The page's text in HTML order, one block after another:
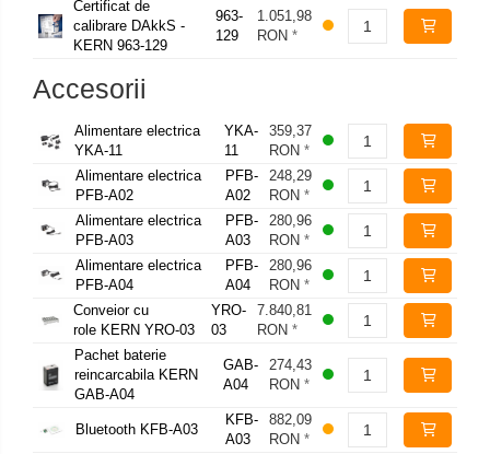
Certificat de
calibrare DAkkS -
KERN 963-129
963-
129
1.051,98
RON *
Accesorii
Alimentare electrica
YKA-11
YKA-
11
359,37
RON *
Alimentare electrica
PFB-A02
PFB-
A02
248,29
RON *
Alimentare electrica
PFB-A03
PFB-
A03
280,96
RON *
Alimentare electrica
PFB-A04
PFB-
A04
280,96
RON *
Conveior cu
role KERN YRO-03
YRO-
03
7.840,81
RON *
Pachet baterie
reincarcabila KERN
GAB-A04
GAB-
A04
274,43
RON *
Bluetooth KFB-A03
KFB-
A03
882,09
RON *